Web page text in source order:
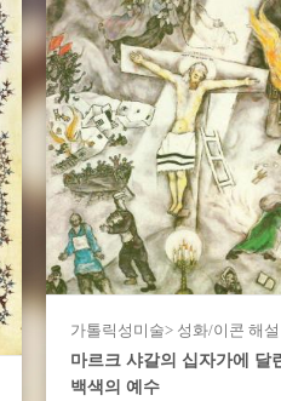
가톨릭성미술> 성화/이콘 해설
마르크 샤갈의 십자가에 달
백색의 예수